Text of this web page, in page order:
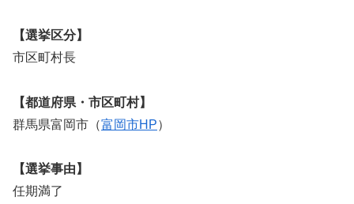
【選挙区分】
市区町村長
【都道府県・市区町村】
群馬県富岡市（富岡市HP）
【選挙事由】
任期満了